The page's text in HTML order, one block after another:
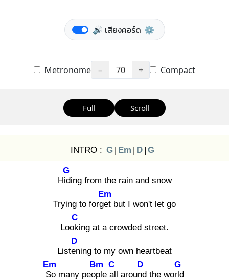
🔊 เสียงคอร์ด ⚙️
Metronome − 70 + Compact
Full Scroll
INTRO : G | Em | D | G
Hidi
G
ng from the rain and snow
Trying to forget
Em
but I won't let go
Looki
C
ng at a crowded street.
Listen
D
ing to my own heartbeat
So
Em
many peopl
Bm
e all
C
around
D
the world
G